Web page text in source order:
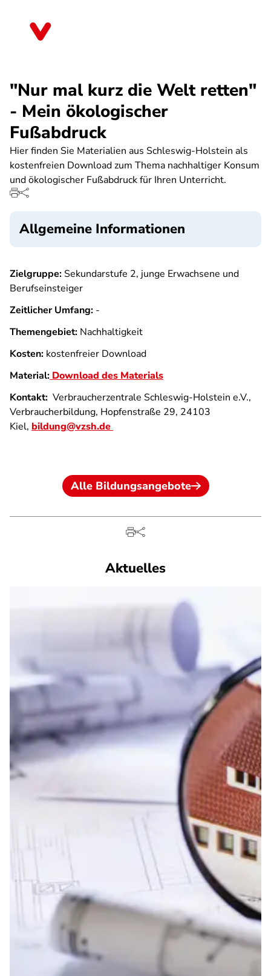
"Nur mal kurz die Welt retten"
- Mein ökologischer
Fußabdruck
Hier finden Sie Materialien aus Schleswig-Holstein als
kostenfreien Download zum Thema nachhaltiger Konsum
und ökologischer Fußabdruck für Ihren Unterricht.
Allgemeine Informationen
Zielgruppe: Sekundarstufe 2, junge Erwachsene und
Berufseinsteiger
Zeitlicher Umfang: -
Themengebiet: Nachhaltigkeit
Kosten: kostenfreier Download
Material: Download des Materials
Kontakt: Verbraucherzentrale Schleswig-Holstein e.V.,
Verbraucherbildung, Hopfenstraße 29, 24103
Kiel, bildung@vzsh.de
Alle Bildungsangebote
Aktuelles